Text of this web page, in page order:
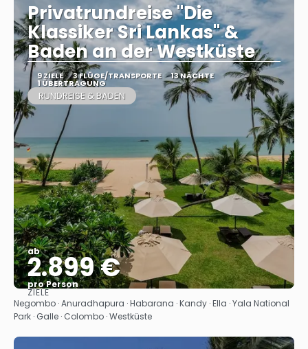
Privatrundreise "Die
Klassiker Sri Lankas" &
Baden an der Westküste
9 ZIELE 3 FLÜGE/TRANSPORTE 13 NÄCHTE
1 ÜBERTRAGUNG
RUNDREISE & BADEN
ab
2.899 €
pro Person
Sehen
ZIELE
Negombo · Anuradhapura · Habarana · Kandy · Ella · Yala National
Park · Galle · Colombo · Westküste